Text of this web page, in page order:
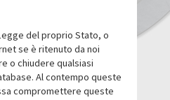
del proprio Stato, o
se è ritenuto da noi
o chiudere qualsiasi
Al contempo queste
compromettere queste